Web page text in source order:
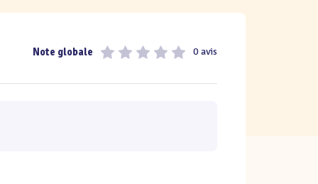
Note globale 0 avis